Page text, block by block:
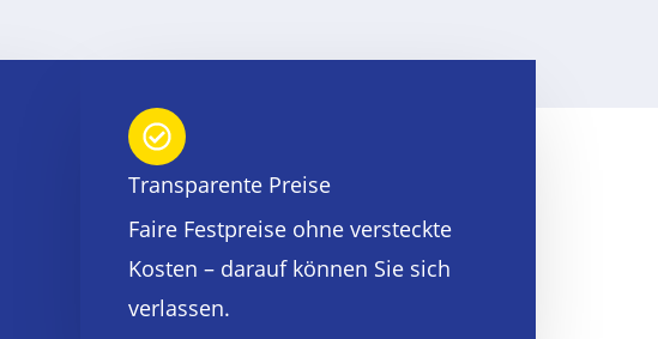
Transparente Preise
Faire Festpreise ohne versteckte
Kosten – darauf können Sie sich
verlassen.